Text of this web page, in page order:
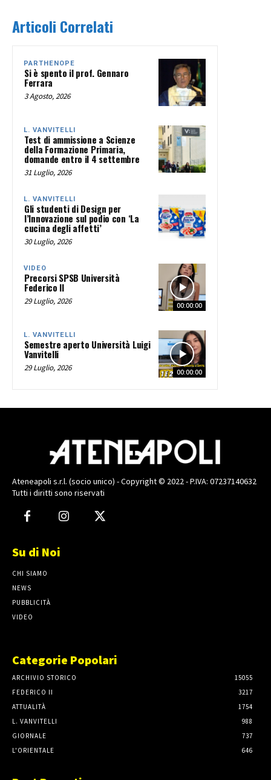
Articoli Correlati
PARTHENOPE
Si è spento il prof. Gennaro
Ferrara
3 Agosto, 2026
L. VANVITELLI
Test di ammissione a Scienze
della Formazione Primaria,
domande entro il 4 settembre
31 Luglio, 2026
L. VANVITELLI
Gli studenti di Design per
l’Innovazione sul podio con ‘La
cucina degli affetti’
30 Luglio, 2026
00:00:00
VIDEO
Precorsi SPSB Università
Federico II
29 Luglio, 2026
00:00:00
L. VANVITELLI
Semestre aperto Università Luigi
Vanvitelli
29 Luglio, 2026
Ateneapoli s.r.l. (socio unico) - Copyright © 2022 - P.IVA: 07237140632
Tutti i diritti sono riservati
Su di Noi
CHI SIAMO
NEWS
PUBBLICITÀ
VIDEO
Categorie Popolari
ARCHIVIO STORICO
15055
FEDERICO II
3217
ATTUALITÀ
1754
L. VANVITELLI
988
GIORNALE
737
L'ORIENTALE
646